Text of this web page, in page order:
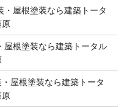
屋根塗装なら建築トータ
原
屋根塗装なら建築トータル
屋根塗装なら建築トータ
原